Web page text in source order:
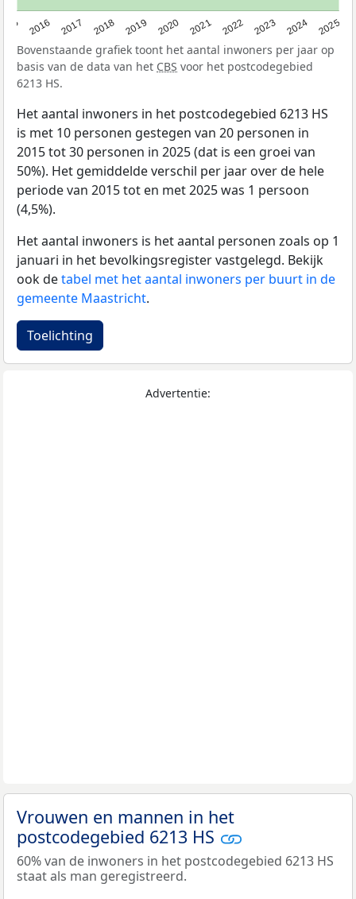
2016 2017 2018 2019 2020 2021 2022 2023 2024 2025
Bovenstaande grafiek toont het aantal inwoners per jaar op
basis van de data van het CBS voor het postcodegebied
6213 HS.
Het aantal inwoners in het postcodegebied 6213 HS
is met 10 personen gestegen van 20 personen in
2015 tot 30 personen in 2025 (dat is een groei van
50%). Het gemiddelde verschil per jaar over de hele
periode van 2015 tot en met 2025 was 1 persoon
(4,5%).
Het aantal inwoners is het aantal personen zoals op 1
januari in het bevolkingsregister vastgelegd. Bekijk
ook detabel met het aantal inwoners per buurt in de
gemeente Maastricht.
Toelichting
Advertentie:
Vrouwen en mannen in het
postcodegebied 6213 HS
60% van de inwoners in het postcodegebied 6213 HS
staat als man geregistreerd.